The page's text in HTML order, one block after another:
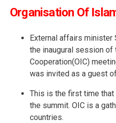
Organisation Of
External affairs minister
the inaugural session
Cooperation(OIC)
was invited as a guest
This is the first time
the summit. OIC is a
countries.